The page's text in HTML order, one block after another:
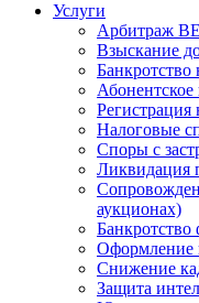
Услуги
Арбитраж
Взыскание
Налоговые
Споры с
Ликвидация
аукционах)
Банкротство
Оформление
Снижение
Защита